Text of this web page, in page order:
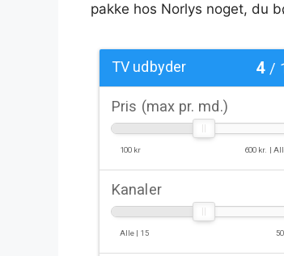
pakke hos Norlys noget, du